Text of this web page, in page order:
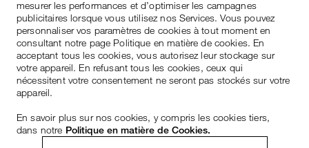
mesurer les performances et d’optimiser les campagnes
publicitaires lorsque vous utilisez nos Services. Vous pouvez
personnaliser vos paramètres de cookies à tout moment en
consultant notre page Politique en matière de cookies. En
acceptant tous les cookies, vous autorisez leur stockage sur
votre appareil. En refusant tous les cookies, ceux qui
nécessitent votre consentement ne seront pas stockés sur votre
appareil.
En savoir plus sur nos cookies, y compris les cookies tiers,
dans notre Politique en matière de Cookies.